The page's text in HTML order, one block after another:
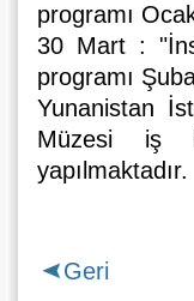
programı
30 Mart :
programı
Yunanistan
Müzesi iş
yapılmaktadır.
Geri